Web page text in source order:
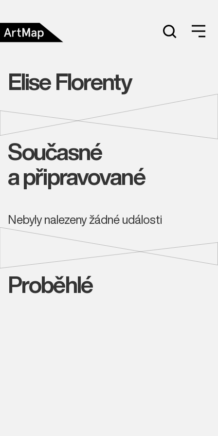
Elise Florenty
Současné
a připravované
Nebyly nalezeny žádné události
Proběhlé